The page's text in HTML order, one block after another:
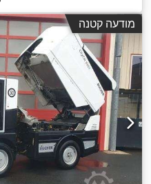
מודעה קטנה